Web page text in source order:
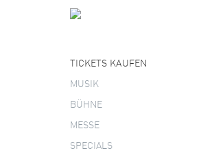
TICKETS KAUFEN
MUSIK
BÜHNE
MESSE
SPECIALS